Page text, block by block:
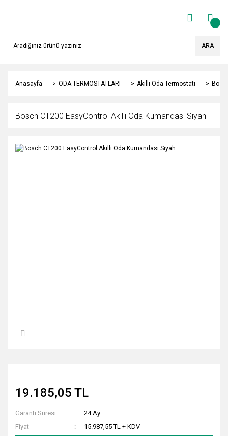
ARA
Anasayfa ODA TERMOSTATLARI Akıllı Oda Termostatı
Bosch CT200 EasyControl Akıllı Oda Kumandası Siyah
19.185,05 TL
Garanti Süresi
24 Ay
Fiyat
15.987,55 TL + KDV